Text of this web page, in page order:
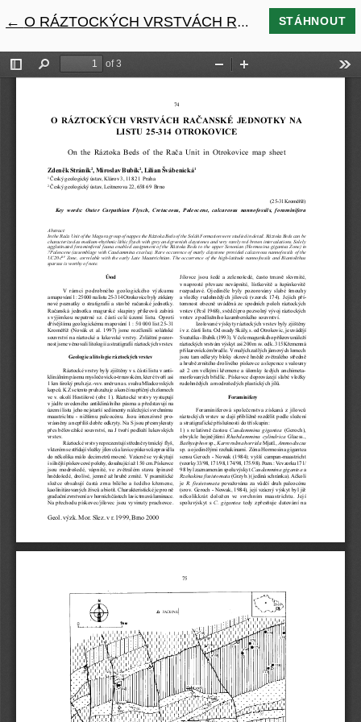
← Návrat na podrobnosti článku
O RÁZTOCKÝCH VRSTVÁCH RAČANSKÉ JEDNOTKY NA LISTU 25-314 OTROKOVICE STÁHNOUT